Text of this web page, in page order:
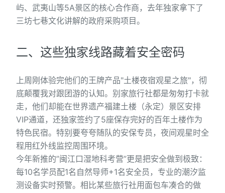
屿、武夷山等5A景区的核心合作商，去年独家拿下了
三坊七巷文化讲解的政府采购项目。
二、这些独家线路藏着安全密码
上周刚体验完他们的王牌产品"土楼夜宿观星之旅"，彻
底颠覆我对跟团游的认知。别家旅行社都是匆匆打卡就
走，他们却能在世界遗产福建土楼（永定）景区安排
VIP通道，还独家签约了5座保存完好的百年土楼作为
特色民宿。特别要夸夸随队的安保专员，夜间观星时全
程用红外线监控周围环境。
今年新推的”闽江口湿地科考营”更是把安全做到极致：
每10名学员配1名自然导师+1名安全员，专业的潮汐监
测设备实时预警。相比某些旅行社用面包车凑合的做